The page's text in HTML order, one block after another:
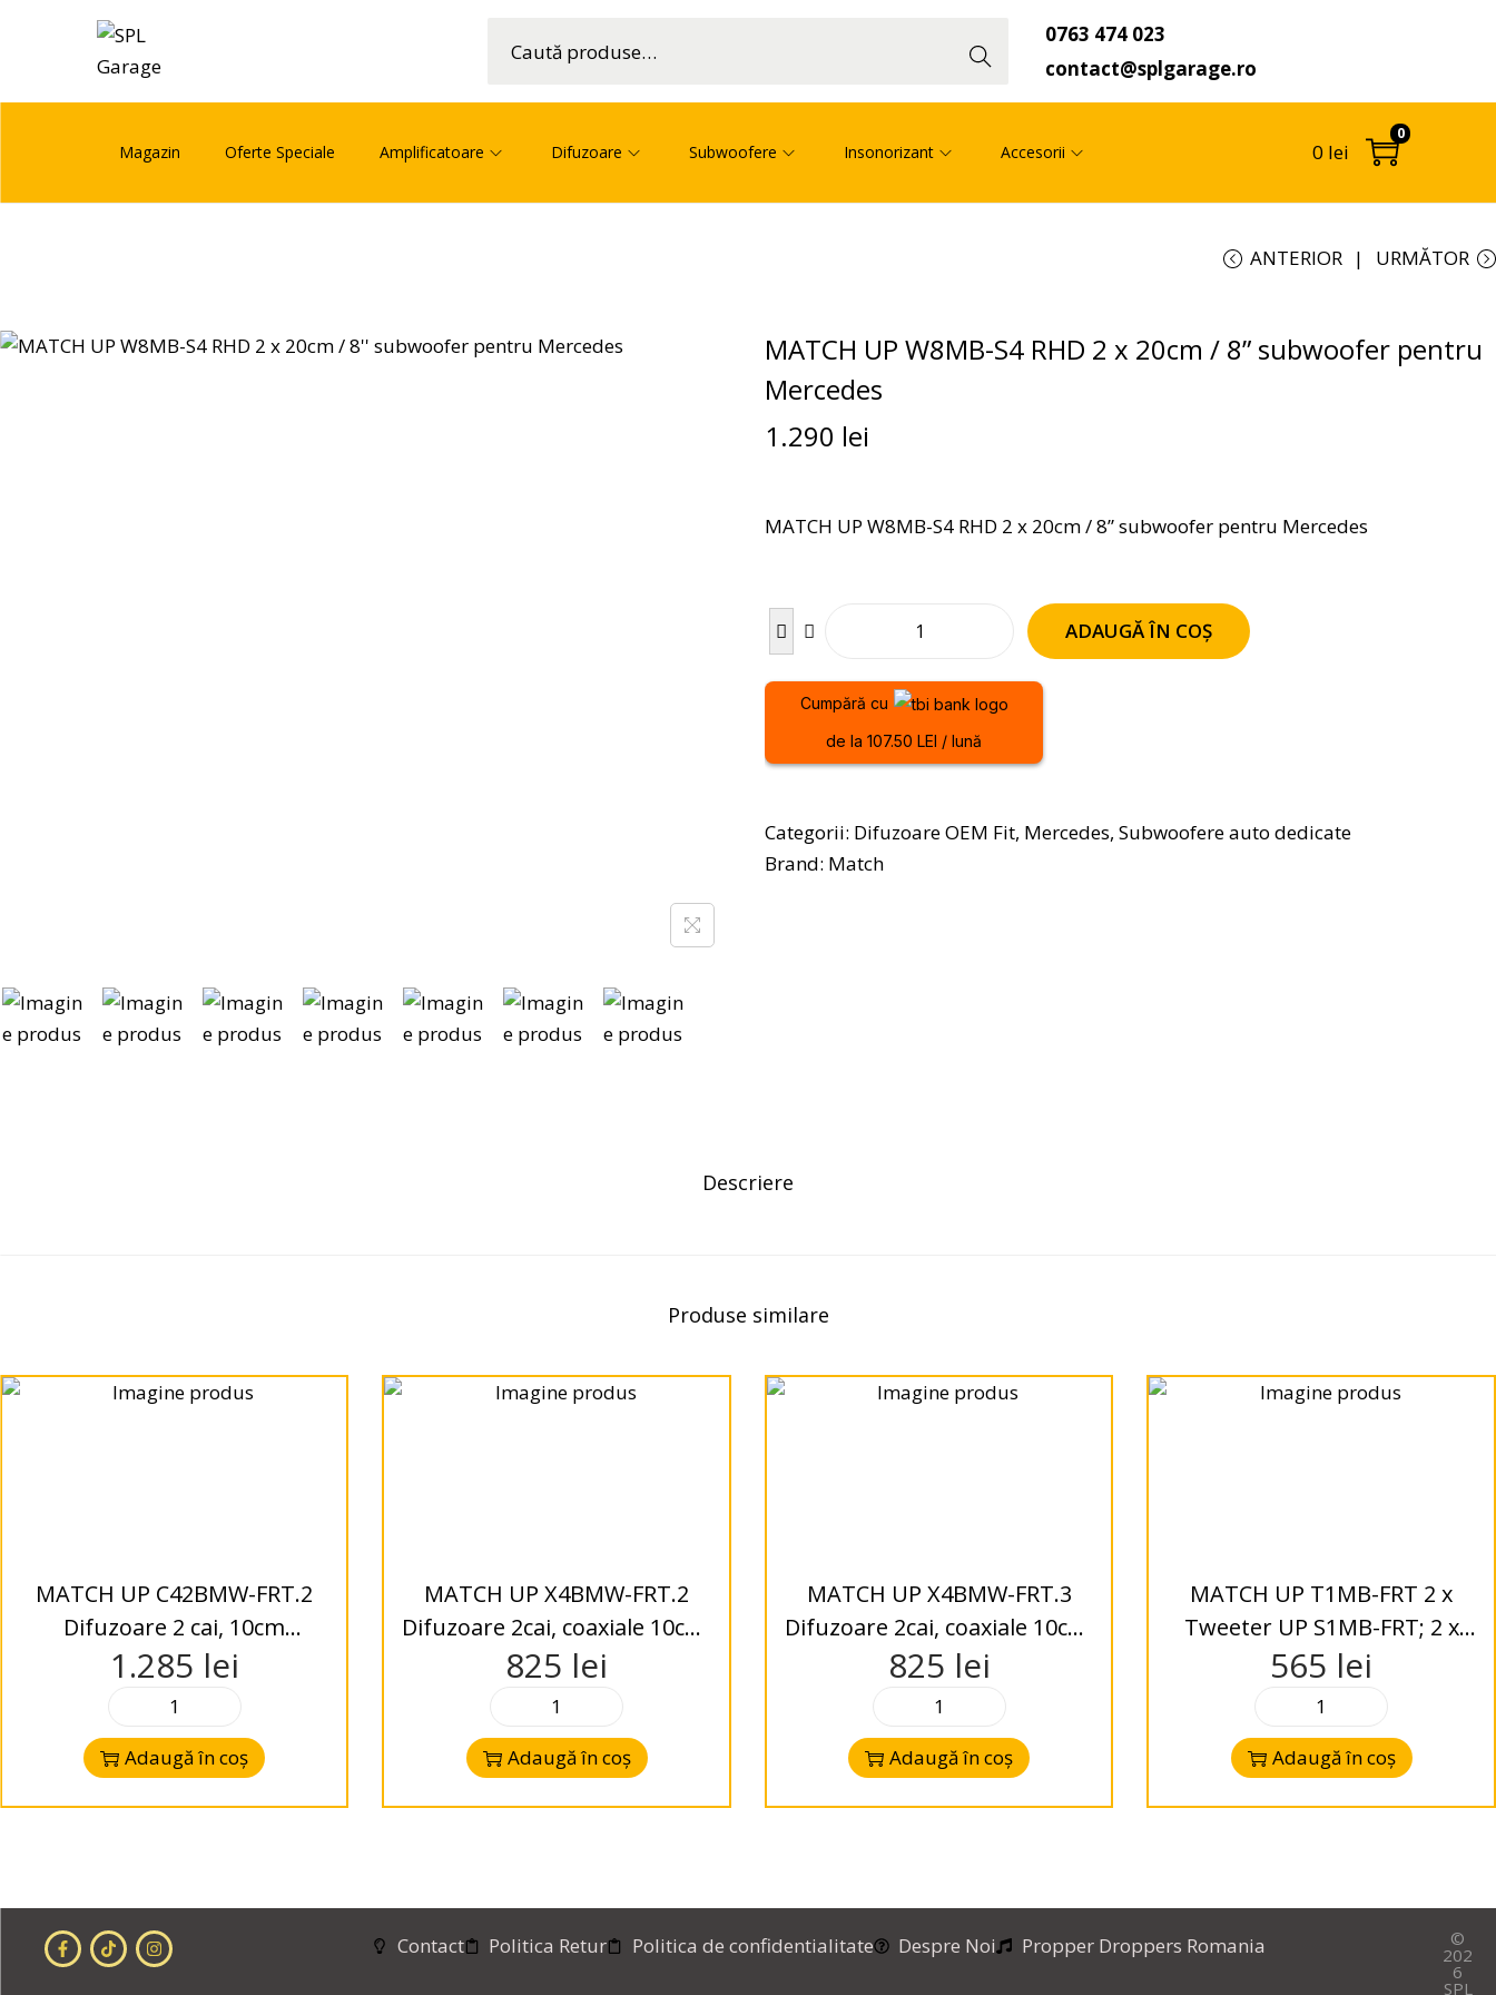
ă
0763 474 023
contact@splgarage.ro
Magazin Oferte Speciale Amplificatoare Difuzoare Subwoofere Insonorizant Accesorii 0 lei
0
ANTERIOR URMĂTOR
MATCH UP W8MB-S4 RHD 2 x 20cm / 8” subwoofer pentru
Mercedes
1.290 lei
MATCH UP W8MB-S4 RHD 2 x 20cm / 8” subwoofer pentru Mercedes
ADAUGĂ ÎN COȘ
Cumpără cu
de la 107.50 LEI / lună
Categorii: Difuzoare OEM Fit, Mercedes, Subwoofere auto dedicate
Brand: Match
Descriere
Produse similare
MATCH UP C42BMW-FRT.2
Difuzoare 2 cai, 10cm
component system
1.285 lei
Adaugă în coș
MATCH UP X4BMW-FRT.2
Difuzoare 2cai, coaxiale 10cm,
pentru BMW
825 lei
Adaugă în coș
MATCH UP X4BMW-FRT.3
Difuzoare 2cai, coaxiale 10cm,
pentru BMW
825 lei
Adaugă în coș
MATCH UP T1MB-FRT 2 x
Tweeter UP S1MB-FRT; 2 x
Crossover pentru Mercedes
565 lei
Adaugă în coș
Contact Politica Retur Politica de confidentialitate Despre Noi Propper Droppers Romania ©
202
6
SPL